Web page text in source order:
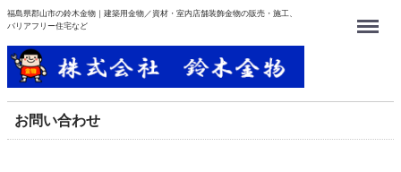
福島県郡山市の鈴木金物｜建築用金物／資材・室内店舗装飾金物の販売・施工、
バリアフリー住宅など
Menu
お問い合わせ